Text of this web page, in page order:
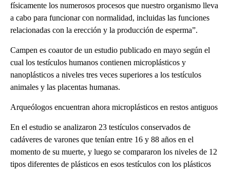
físicamente los numerosos procesos que nuestro organismo lleva
a cabo para funcionar con normalidad, incluidas las funciones
relacionadas con la erección y la producción de esperma”.
Campen es coautor de un estudio publicado en mayo según el
cual los testículos humanos contienen microplásticos y
nanoplásticos a niveles tres veces superiores a los testículos
animales y las placentas humanas.
Arqueólogos encuentran ahora microplásticos en restos antiguos
En el estudio se analizaron 23 testículos conservados de
cadáveres de varones que tenían entre 16 y 88 años en el
momento de su muerte, y luego se compararon los niveles de 12
tipos diferentes de plásticos en esos testículos con los plásticos